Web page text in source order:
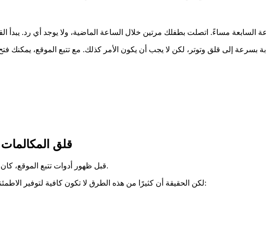
السابعة مساءً. اتصلت بطفلك مرتين خلال الساعة الماضية، ولا يوجد أي رد.
بسرعة إلى قلق وتوتر، لكن لا يجب أن يكون الأمر كذلك. مع تتبع الموقع،
قلق
قبل ظهور أدوات تتبع الموقع، كان لدى الآباء وسائل تقليدية للتحقق من سلامة أطفالهم عندما لا يردون على المكالمات.
لكن الحقيقة أن كثيرًا من هذه الطرق لا تكون كافية لتوفير الاطمئنان السريع الذي نحتاجه كآباء. بل إن لكل طريقة منها نقاط ضعف واضحة، من أبرزها: